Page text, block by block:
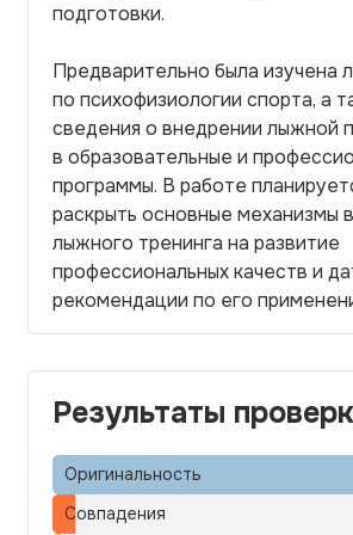
подготовки.
Предварительно была изучена
по психофизиологии спорта, а
сведения о внедрении лыжной
в образовательные и
программы. В работе
раскрыть основные механизмы
лыжного тренинга на развитие
профессиональных качеств и
рекомендации по его
Результаты
Оригинальность
Совпадения